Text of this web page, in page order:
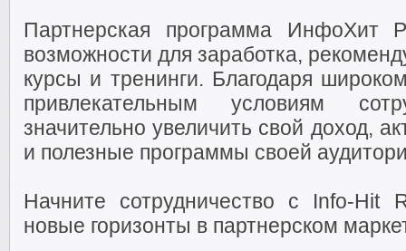
Партнерская программа ИнфоХит
возможности для заработка,
курсы и тренинги. Благодаря
привлекательным условиям
значительно увеличить свой доход,
и полезные программы своей
Начните сотрудничество с Info-Hit
новые горизонты в партнерском